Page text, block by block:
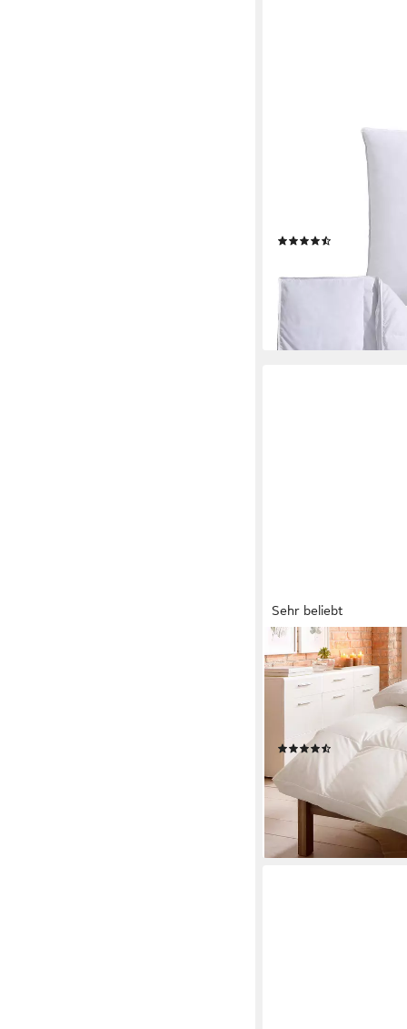
Federbettdecke
Topseller, Füllung:
-16%
lieferbar - in 2-3
Sehr beliebt
OTTO HOME
Daunenbettdecke
cm und weitere
Federn, Bezug:
Winter, Decke ist
(298)
ab 172,49 €
-53%
lieferbar - in 3-4